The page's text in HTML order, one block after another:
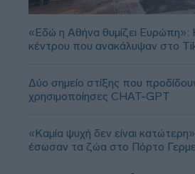
«Εδώ η Αθήνα θυμίζει Ευρώπη»:
κέντρου που ανακάλυψαν στο
Δύο σημείο στίξης που
χρησιμοποίησες CHAT-GPT
«Καμία ψυχή δεν είναι
έσωσαν τα ζώα στο Πόρτο